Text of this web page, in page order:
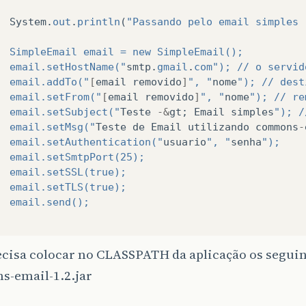
System. out . println ( "Passando pelo email
		SimpleEmail email = new SimpleEmail();
		email.setHostName("
smtp . gmail . com"); // o
		email.addTo("
[email removido] ", "nome"); //
		email.setFrom("
[email removido] ", "nome"); //
		email.setSubject("
Teste -&gt ; Email simples"); //
		email.setMsg("
Teste de Email utilizando commons-
		email.setAuthentication("
usuario", "senha");
		email.setSmtpPort(25);
		email.setSSL(true);
		email.setTLS(true);
		email.send();
colocar no CLASSPATH da aplicação os
email-1.2.jar